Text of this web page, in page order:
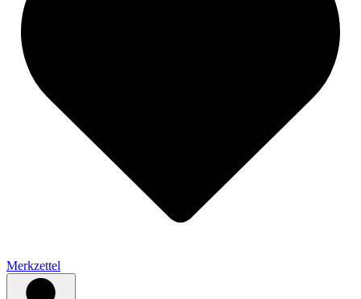
Merkzettel